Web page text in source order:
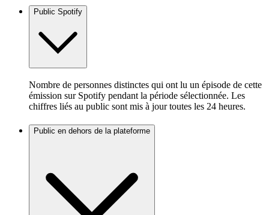
Public Spotify
Nombre de personnes distinctes qui ont lu un épisode de cette
émission sur Spotify pendant la période sélectionnée. Les
chiffres liés au public sont mis à jour toutes les 24 heures.
Public en dehors de la plateforme